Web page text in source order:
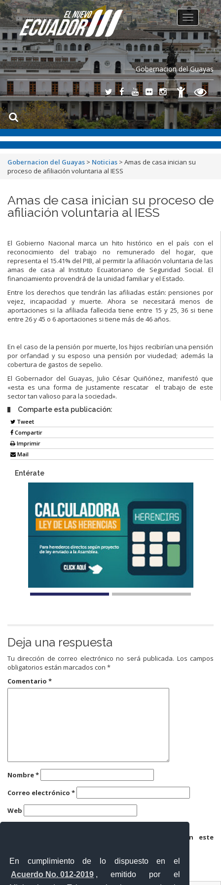
En cumplimiento de lo dispuesto en el
Acuerdo No. 012-2019 , emitido por el
Gobernacion del Guayas
Toggle
navigation
Gobernacion del Guayas > Noticias > Amas de casa inician su
proceso de afiliación voluntaria al IESS
Amas de casa inician su proceso de
afiliación voluntaria al IESS
El Gobierno Nacional marca un hito histórico en el país con el
reconocimiento del trabajo no remunerado del hogar, que
representa el 15.41% del PIB, al permitir la afiliación voluntaria de las
amas de casa al Instituto Ecuatoriano de Seguridad Social. El
financiamiento provendrá de la unidad familiar y el Estado.
Entre los derechos que tendrán las afiliadas están: pensiones por
vejez, incapacidad y muerte. Ahora se necesitará menos de
aportaciones si la afiliada fallecida tiene entre 15 y 25, 36 si tiene
entre 26 y 45 o 6 aportaciones si tiene más de 46 años.
En el caso de la pensión por muerte, los hijos recibirían una pensión
por orfandad y su esposo una pensión por viudedad; además la
cobertura de gastos de sepelio.
El Gobernador del Guayas, Julio César Quiñónez, manifestó que
«esta es una forma de justamente rescatar el trabajo de este
sector tan valioso para la sociedad».
Comparte esta publicación:
Tweet
Compartir
Imprimir
Mail
Entérate
Deja una respuesta
Tu dirección de correo electrónico no será publicada. Los campos
obligatorios están marcados con *
Comentario *
Nombre*
Correo electrónico *
Web
Guarda mi nombre, correo electrónico y web en este